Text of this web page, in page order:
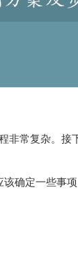
杂。接
些事项，